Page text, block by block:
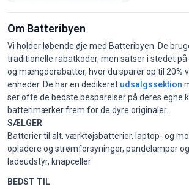
Om Batteribyen
Vi holder løbende øje med Batteribyen. De
traditionelle rabatkoder, men satser i stedet
og mængderabatter, hvor du sparer op til 20%
enheder. De har en dedikeret udsalgssektion
ser ofte de bedste besparelser på deres egne
batterimærker frem for de dyre originaler.
SÆLGER
Batterier til alt, værktøjsbatterier, laptop- og
opladere og strømforsyninger, pandelamper
ladeudstyr, knapceller
BEDST TIL